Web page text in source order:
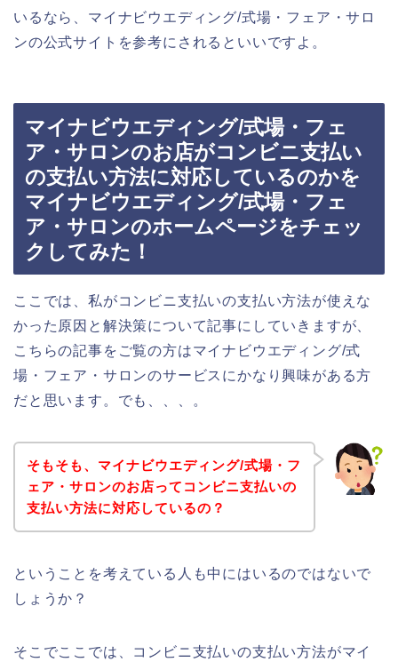
いるなら、マイナビウエディング/式場・フェア・サロ
ンの公式サイトを参考にされるといいですよ。
マイナビウエディング/式場・フェ
ア・サロンのお店がコンビニ支払い
の支払い方法に対応しているのかを
マイナビウエディング/式場・フェ
ア・サロンのホームページをチェッ
クしてみた！
ここでは、私がコンビニ支払いの支払い方法が使えな
かった原因と解決策について記事にしていきますが、
こちらの記事をご覧の方はマイナビウエディング/式
場・フェア・サロンのサービスにかなり興味がある方
だと思います。でも、、、。
そもそも、マイナビウエディング/式場・フ
ェア・サロンのお店ってコンビニ支払いの
支払い方法に対応しているの？
ということを考えている人も中にはいるのではないで
しょうか？
そこでここでは、コンビニ支払いの支払い方法がマイ